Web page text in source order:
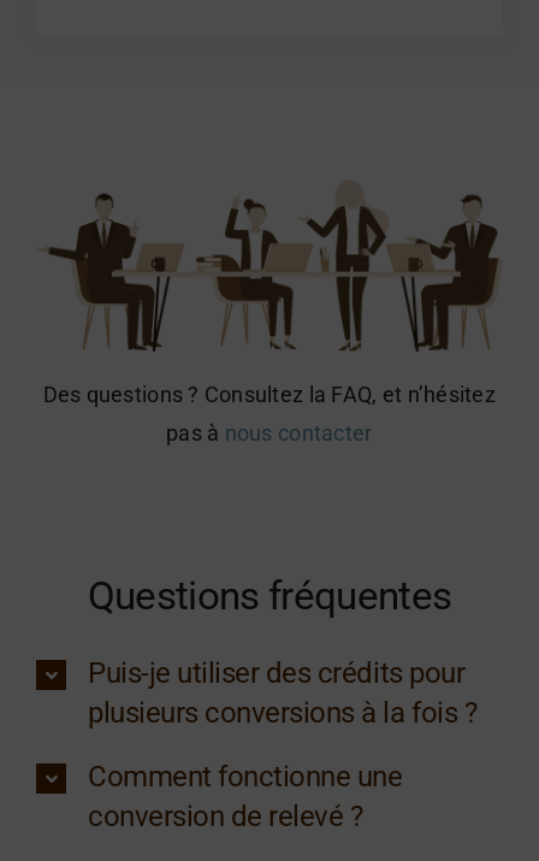
Des questions ? Consultez la FAQ, et n’hésitez
pas à nous contacter
Questions fréquentes
Puis-je utiliser des crédits pour
plusieurs conversions à la fois ?
Comment fonctionne une
conversion de relevé ?